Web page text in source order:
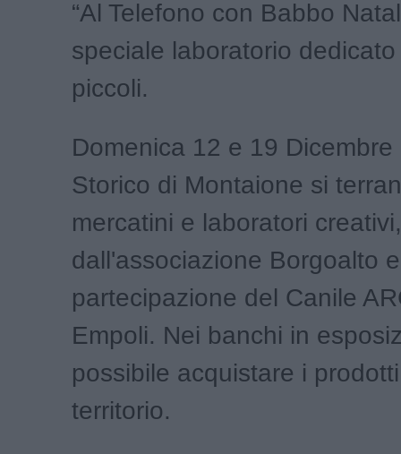
“Al Telefono con Babbo
speciale laboratorio
piccoli.
Domenica 12 e 19
Storico di Montaione si
mercatini e laboratori
dall'associazione Borgoalto
partecipazione del Canile
Empoli. Nei banchi in
possibile acquistare i
territorio.